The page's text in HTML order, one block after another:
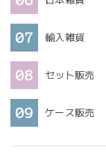
輸入雑貨
セット販売
ケース販売